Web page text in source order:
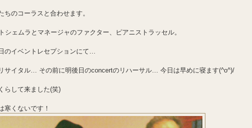
ちのコーラスと合わせます。
シェムラとマネージャのファクター、ピアニストラッセル。
のイベントレセプションにて…
サイタル… その前に明後日のconcertのリハーサル… 今日は早めに寝ます(^o^)/
らして来ました(笑)
寒くないです！